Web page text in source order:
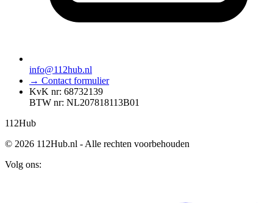
info@112hub.nl
→ Contact formulier
KvK nr: 68732139
BTW nr: NL207818113B01
112Hub
© 2026 112Hub.nl - Alle rechten voorbehouden
Volg ons: